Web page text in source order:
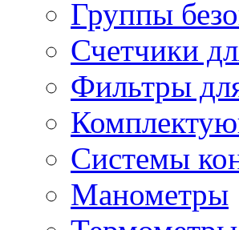
Группы
Счетчики
Фильтры
Системы
Манометры